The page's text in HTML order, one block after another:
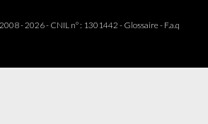
- 2026 - CNIL n° : 1301442 - Glossaire- F.a.q